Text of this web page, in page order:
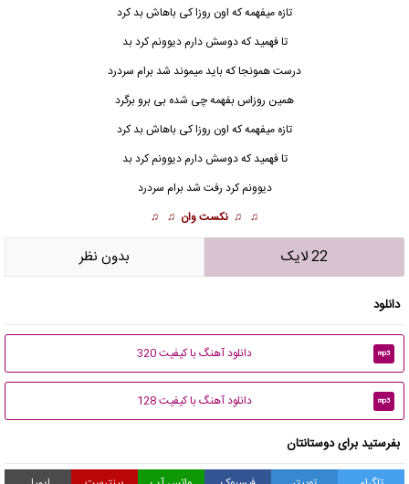
تازه میفهمه که اون روزا کی باهاش بد کرد
تا فهمید که دوسش دارم دیوونم کرد بد
درست همونجا که باید میموند شد برام سردرد
همین روزاس بفهمه چی شده بی برو برگرد
تازه میفهمه که اون روزا کی باهاش بد کرد
تا فهمید که دوسش دارم دیوونم کرد بد
دیوونم کرد رفت شد برام سردرد
♫ ♫ نکست وان ♫ ♫
22 لایک بدون نظر
دانلود
mp3 دانلود آهنگ با کیفیت 320
mp3 دانلود آهنگ با کیفیت 128
بفرستید برای دوستانتان